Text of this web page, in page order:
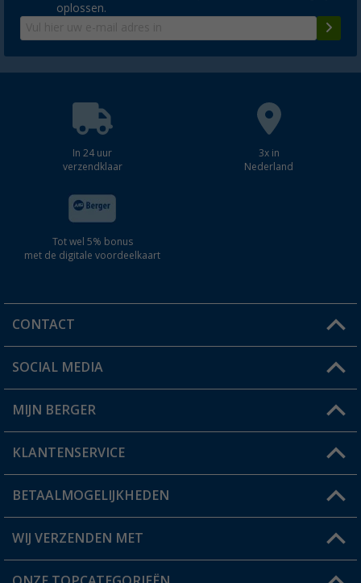
oplossen.
In 24 uur
verzendklaar
3x in
Nederland
Tot wel 5% bonus
met de digitale voordeelkaart
CONTACT
Een vraag?
Winkel vinden
SOCIAL MEDIA
MIJN BERGER
Mijn account
Status bestelling
Verlanglijstje
KLANTENSERVICE
FAQ & Contact
Verzendinformatie
BETAALMOGELIJKHEDEN
WIJ VERZENDEN MET